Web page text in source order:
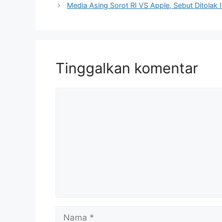
Media Asing Sorot RI VS Apple, Sebut Ditolak
Tinggalkan komentar
Nama